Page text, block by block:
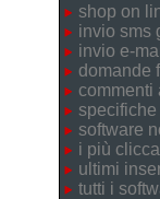
shop on
invio sms
invio e-
domande
commenti
software
i più
ultimi
tutti i